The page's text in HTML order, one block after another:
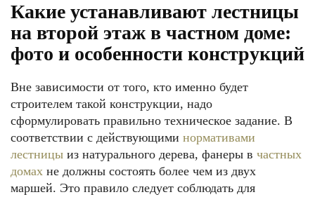
Какие устанавливают лестницы
на второй этаж в частном доме:
фото и особенности конструкций
Вне зависимости от того, кто именно будет
строителем такой конструкции, надо
сформулировать правильно техническое задание. В
соответствии с действующими нормативами
лестницы из натурального дерева, фанеры в частных
домах не должны состоять более чем из двух
маршей. Это правило следует соблюдать для